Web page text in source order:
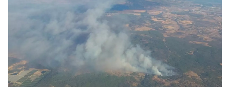
Un herido en la colisión entre dos coches en la
entrada a las termas de Outariz